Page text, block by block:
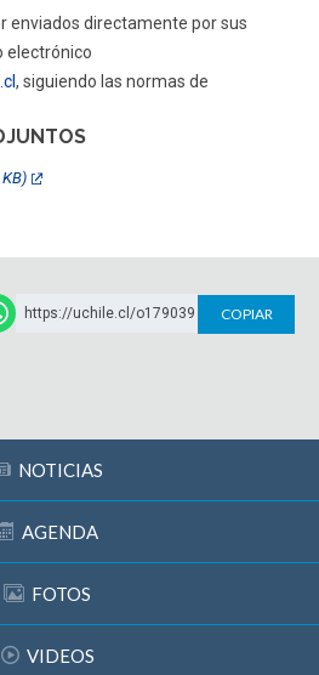
KB)
enviados directamente por sus
electrónico
, siguiendo las normas de
https://uchile.cl/o179039 COPIAR
NOTICIAS
AGENDA
FOTOS
VIDEOS